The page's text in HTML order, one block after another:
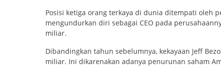
Posisi ketiga orang terkaya di dunia ditempati oleh
mengundurkan diri sebagai CEO pada
miliar.
Dibandingkan tahun sebelumnya, kekayaan Jeff
miliar. Ini dikarenakan adanya penurunan saham